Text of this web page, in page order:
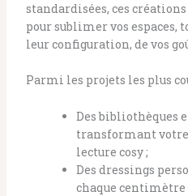
standardisées, ces
pour sublimer vos espaces,
leur configuration, de vos
Parmi les projets les plus
Des bibliothèques
transformant votre
lecture cosy ;
Des dressings
chaque